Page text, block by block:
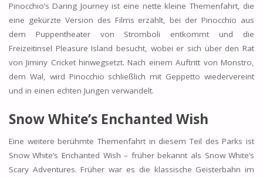
Pinocchio’s Daring Journey ist eine nette kleine Themenfahrt, die
eine gekürzte Version des Films erzählt, bei der Pinocchio aus
dem Puppentheater von Stromboli entkommt und die
Freizeitinsel Pleasure Island besucht, wobei er sich über den Rat
von Jiminy Cricket hinwegsetzt. Nach einem Auftritt von Monstro,
dem Wal, wird Pinocchio schließlich mit Geppetto wiedervereint
und in einen echten Jungen verwandelt.
Snow White’s Enchanted Wish
Eine weitere berühmte Themenfahrt in diesem Teil des Parks ist
Snow White’s Enchanted Wish – früher bekannt als Snow White’s
Scary Adventures. Früher war es die klassische Geisterbahn im